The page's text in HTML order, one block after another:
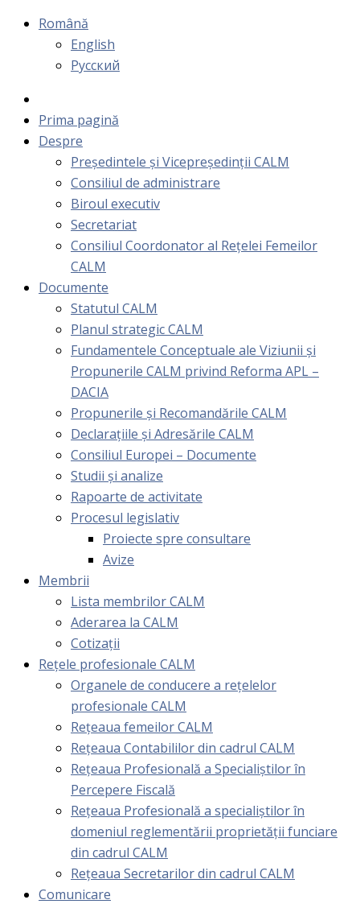
Română
English
Русский
Prima pagină
Despre
Președintele și Vicepreședinții CALM
Consiliul de administrare
Biroul executiv
Secretariat
Consiliul Coordonator al Rețelei Femeilor
CALM
Documente
Statutul CALM
Planul strategic CALM
Fundamentele Conceptuale ale Viziunii și
Propunerile CALM privind Reforma APL –
DACIA
Propunerile și Recomandările CALM
Declarațiile și Adresările CALM
Consiliul Europei – Documente
Studii și analize
Rapoarte de activitate
Procesul legislativ
Proiecte spre consultare
Avize
Membrii
Lista membrilor CALM
Aderarea la CALM
Cotizaţii
Rețele profesionale CALM
Organele de conducere a rețelelor
profesionale CALM
Rețeaua femeilor CALM
Rețeaua Contabililor din cadrul CALM
Rețeaua Profesională a Specialiștilor în
Percepere Fiscală
Reţeaua Profesională a specialiştilor în
domeniul reglementării proprietăţii funciare
din cadrul CALM
Rețeaua Secretarilor din cadrul CALM
Comunicare